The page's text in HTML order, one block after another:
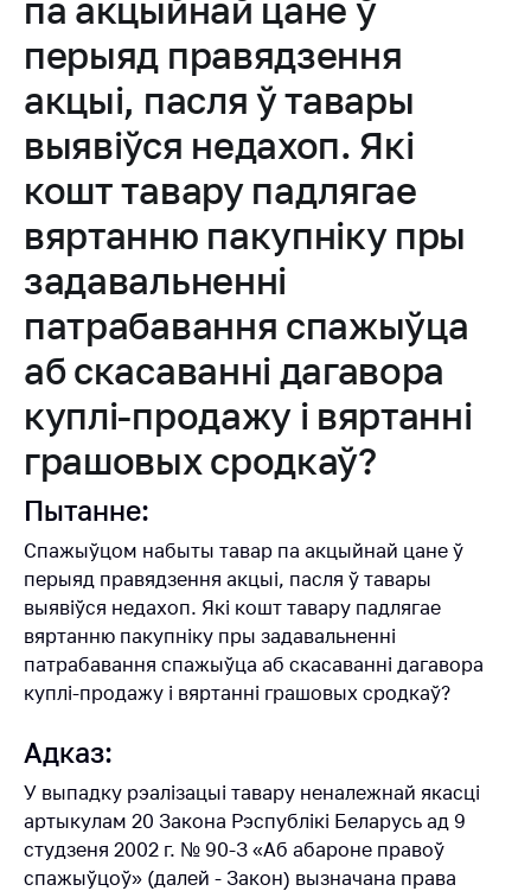
Дзейнасць
Антыманапольнае
рэгуляванне і
канкурэнцыя
Рэгуляванне
гандлю
Абарона правоў
спажыўцоў
Рэгуляванне
рэкламнай
дзейнасці
Рэгуляванне і
кантроль закупак
Прымяненне мер
рэгулявання
Біржавы гандаль
Навіны
Звярнуцца ў МАРГ
Асабісты прыем
асоб
Прамая
тэлефонная лінія
Гарачая лінія
па акцыйнай цане ў
перыяд правядзення
акцыі, пасля ў тавары
выявіўся недахоп. Які
кошт тавару падлягае
вяртанню пакупніку пры
задавальненні
патрабавання спажыўца
аб скасаванні дагавора
куплі-продажу і вяртанні
грашовых сродкаў?
Пытанне:
Спажыўцом набыты тавар па акцыйнай цане ў
перыяд правядзення акцыі, пасля ў тавары
выявіўся недахоп. Які кошт тавару падлягае
вяртанню пакупніку пры задавальненні
патрабавання спажыўца аб скасаванні дагавора
куплі-продажу і вяртанні грашовых сродкаў?
Адказ:
У выпадку рэалізацыі тавару неналежнай якасці
артыкулам 20 Закона Рэспублікі Беларусь ад 9
студзеня 2002 г. № 90-З «Аб абароне правоў
спажыўцоў» (далей - Закон) вызначана права